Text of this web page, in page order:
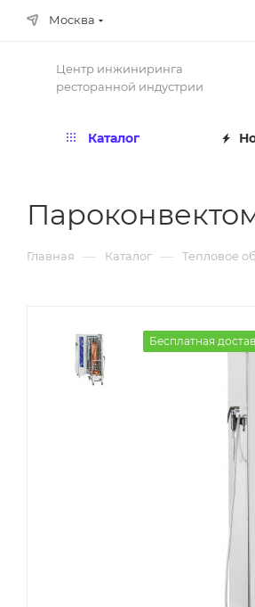
Москва
Центр инжиниринга
ресторанной индустрии
Каталог
Главная — Каталог — Тепловое
Бесплатная